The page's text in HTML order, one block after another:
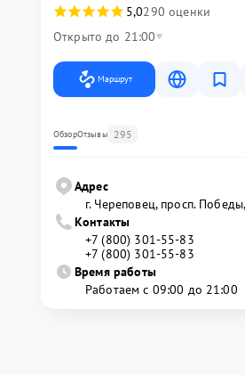
5,0290 оценки
Открыто до 21:00
Маршрут
ОбзорОтзывы 295
Адрес
г. Череповец, просп.
Контакты
+7 (800) 301-55-83
+7 (800) 301-55-83
Время работы
Работаем с 09:00 до 21:00